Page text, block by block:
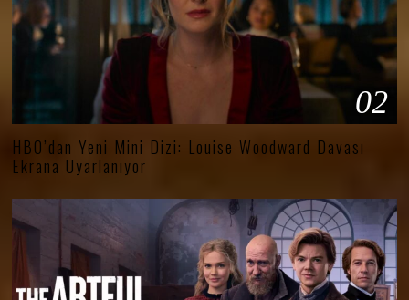
02
HBO’dan Yeni Mini Dizi: Louise Woodward Davası
Ekrana Uyarlanıyor